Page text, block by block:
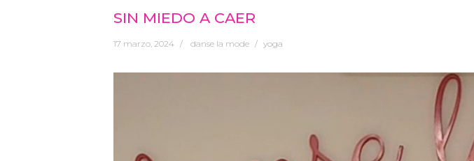
SIN MIEDO A CAER
17 marzo, 2024 danse la mode yoga